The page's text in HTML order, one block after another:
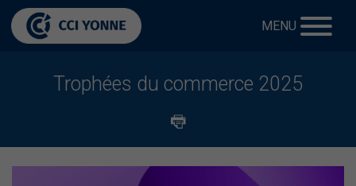
MENU
Trophées du commerce 2025